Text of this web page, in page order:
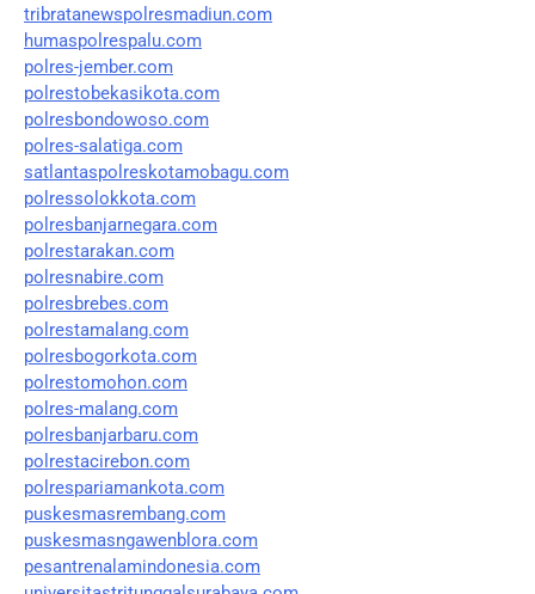
tribratanewspolresmadiun.com
humaspolrespalu.com
polres-jember.com
polrestobekasikota.com
polresbondowoso.com
polres-salatiga.com
satlantaspolreskotamobagu.com
polressolokkota.com
polresbanjarnegara.com
polrestarakan.com
polresnabire.com
polresbrebes.com
polrestamalang.com
polresbogorkota.com
polrestomohon.com
polres-malang.com
polresbanjarbaru.com
polrestacirebon.com
polrespariamankota.com
puskesmasrembang.com
puskesmasngawenblora.com
pesantrenalamindonesia.com